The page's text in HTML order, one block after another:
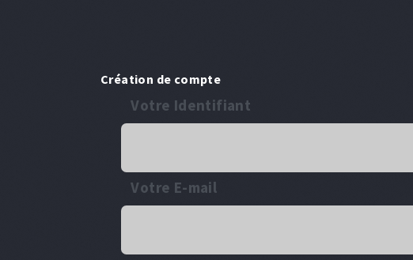
Création de compte
Votre Identifiant
Votre E-mail